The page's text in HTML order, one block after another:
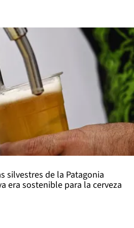
silvestres de la Patagonia
era sostenible para la cerveza